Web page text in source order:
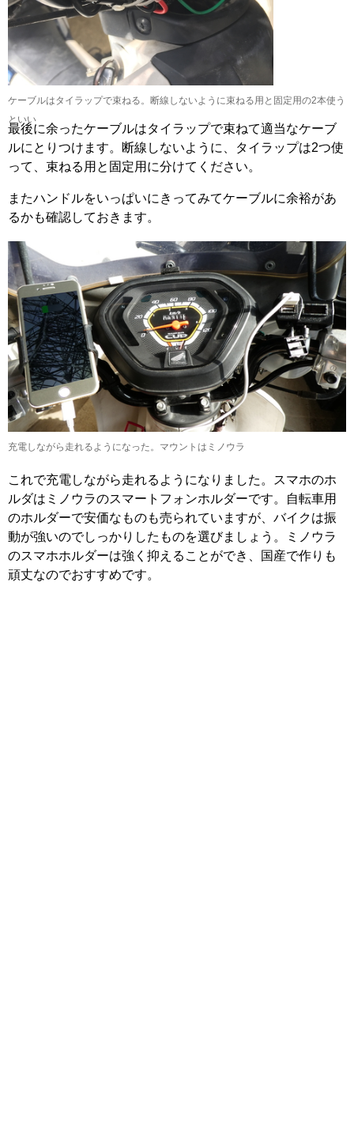
ケーブルはタイラップで束ねる。断線しないように束ねる用と固定用の2本使う
といい
最後に余ったケーブルはタイラップで束ねて適当なケーブ
ルにとりつけます。断線しないように、タイラップは2つ使
って、束ねる用と固定用に分けてください。
またハンドルをいっぱいにきってみてケーブルに余裕があ
るかも確認しておきます。
充電しながら走れるようになった。マウントはミノウラ
これで充電しながら走れるようになりました。スマホのホ
ルダはミノウラのスマートフォンホルダーです。自転車用
のホルダーで安価なものも売られていますが、バイクは振
動が強いのでしっかりしたものを選びましょう。ミノウラ
のスマホホルダーは強く抑えることができ、国産で作りも
頑丈なのでおすすめです。